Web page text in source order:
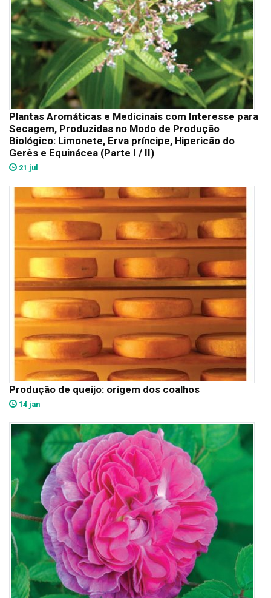
Plantas Aromáticas e Medicinais com Interesse para
Secagem, Produzidas no Modo de Produção
Biológico: Limonete, Erva príncipe, Hipericão do
Gerês e Equinácea (Parte I / II)
21 jul
Produção de queijo: origem dos coalhos
14 jan